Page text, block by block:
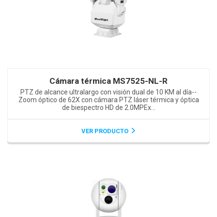
Cámara térmica MS7525-NL-R
PTZ de alcance ultralargo con visión dual de 10 KM al día--
Zoom óptico de 62X con cámara PTZ láser térmica y óptica
de biespectro HD de 2.0MPEx...
VER PRODUCTO